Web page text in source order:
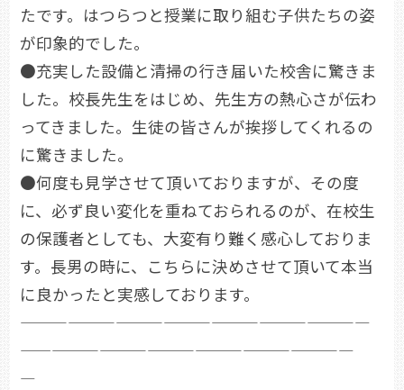
たです。はつらつと授業に取り組む子供たちの姿
が印象的でした。
●充実した設備と清掃の行き届いた校舎に驚きま
した。校長先生をはじめ、先生方の熱心さが伝わ
ってきました。生徒の皆さんが挨拶してくれるの
に驚きました。
●何度も見学させて頂いておりますが、その度
に、必ず良い変化を重ねておられるのが、在校生
の保護者としても、大変有り難く感心しておりま
す。長男の時に、こちらに決めさせて頂いて本当
に良かったと実感しております。
——————————————————————
—————————————————————
—